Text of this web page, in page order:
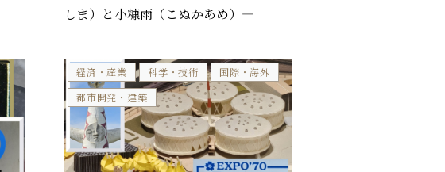
しま）と小糠雨（こぬかあめ）―
経済・産業 科学・技術
国際・海外
都市開発・建築